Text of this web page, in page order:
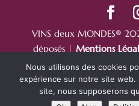
VINS deux MONDES®
déposés | Mentions
L’abus d’alcool est
with
Nous utilisons des cookies
expérience sur notre site web.
site, nous supposerons